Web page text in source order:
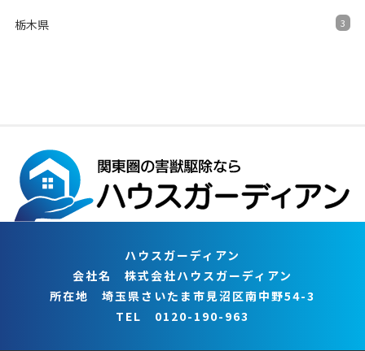
栃木県 3
ハウスガーディアン
会社名 株式会社ハウスガーディアン
所在地 埼玉県さいたま市見沼区南中野54-3
TEL 0120-190-963